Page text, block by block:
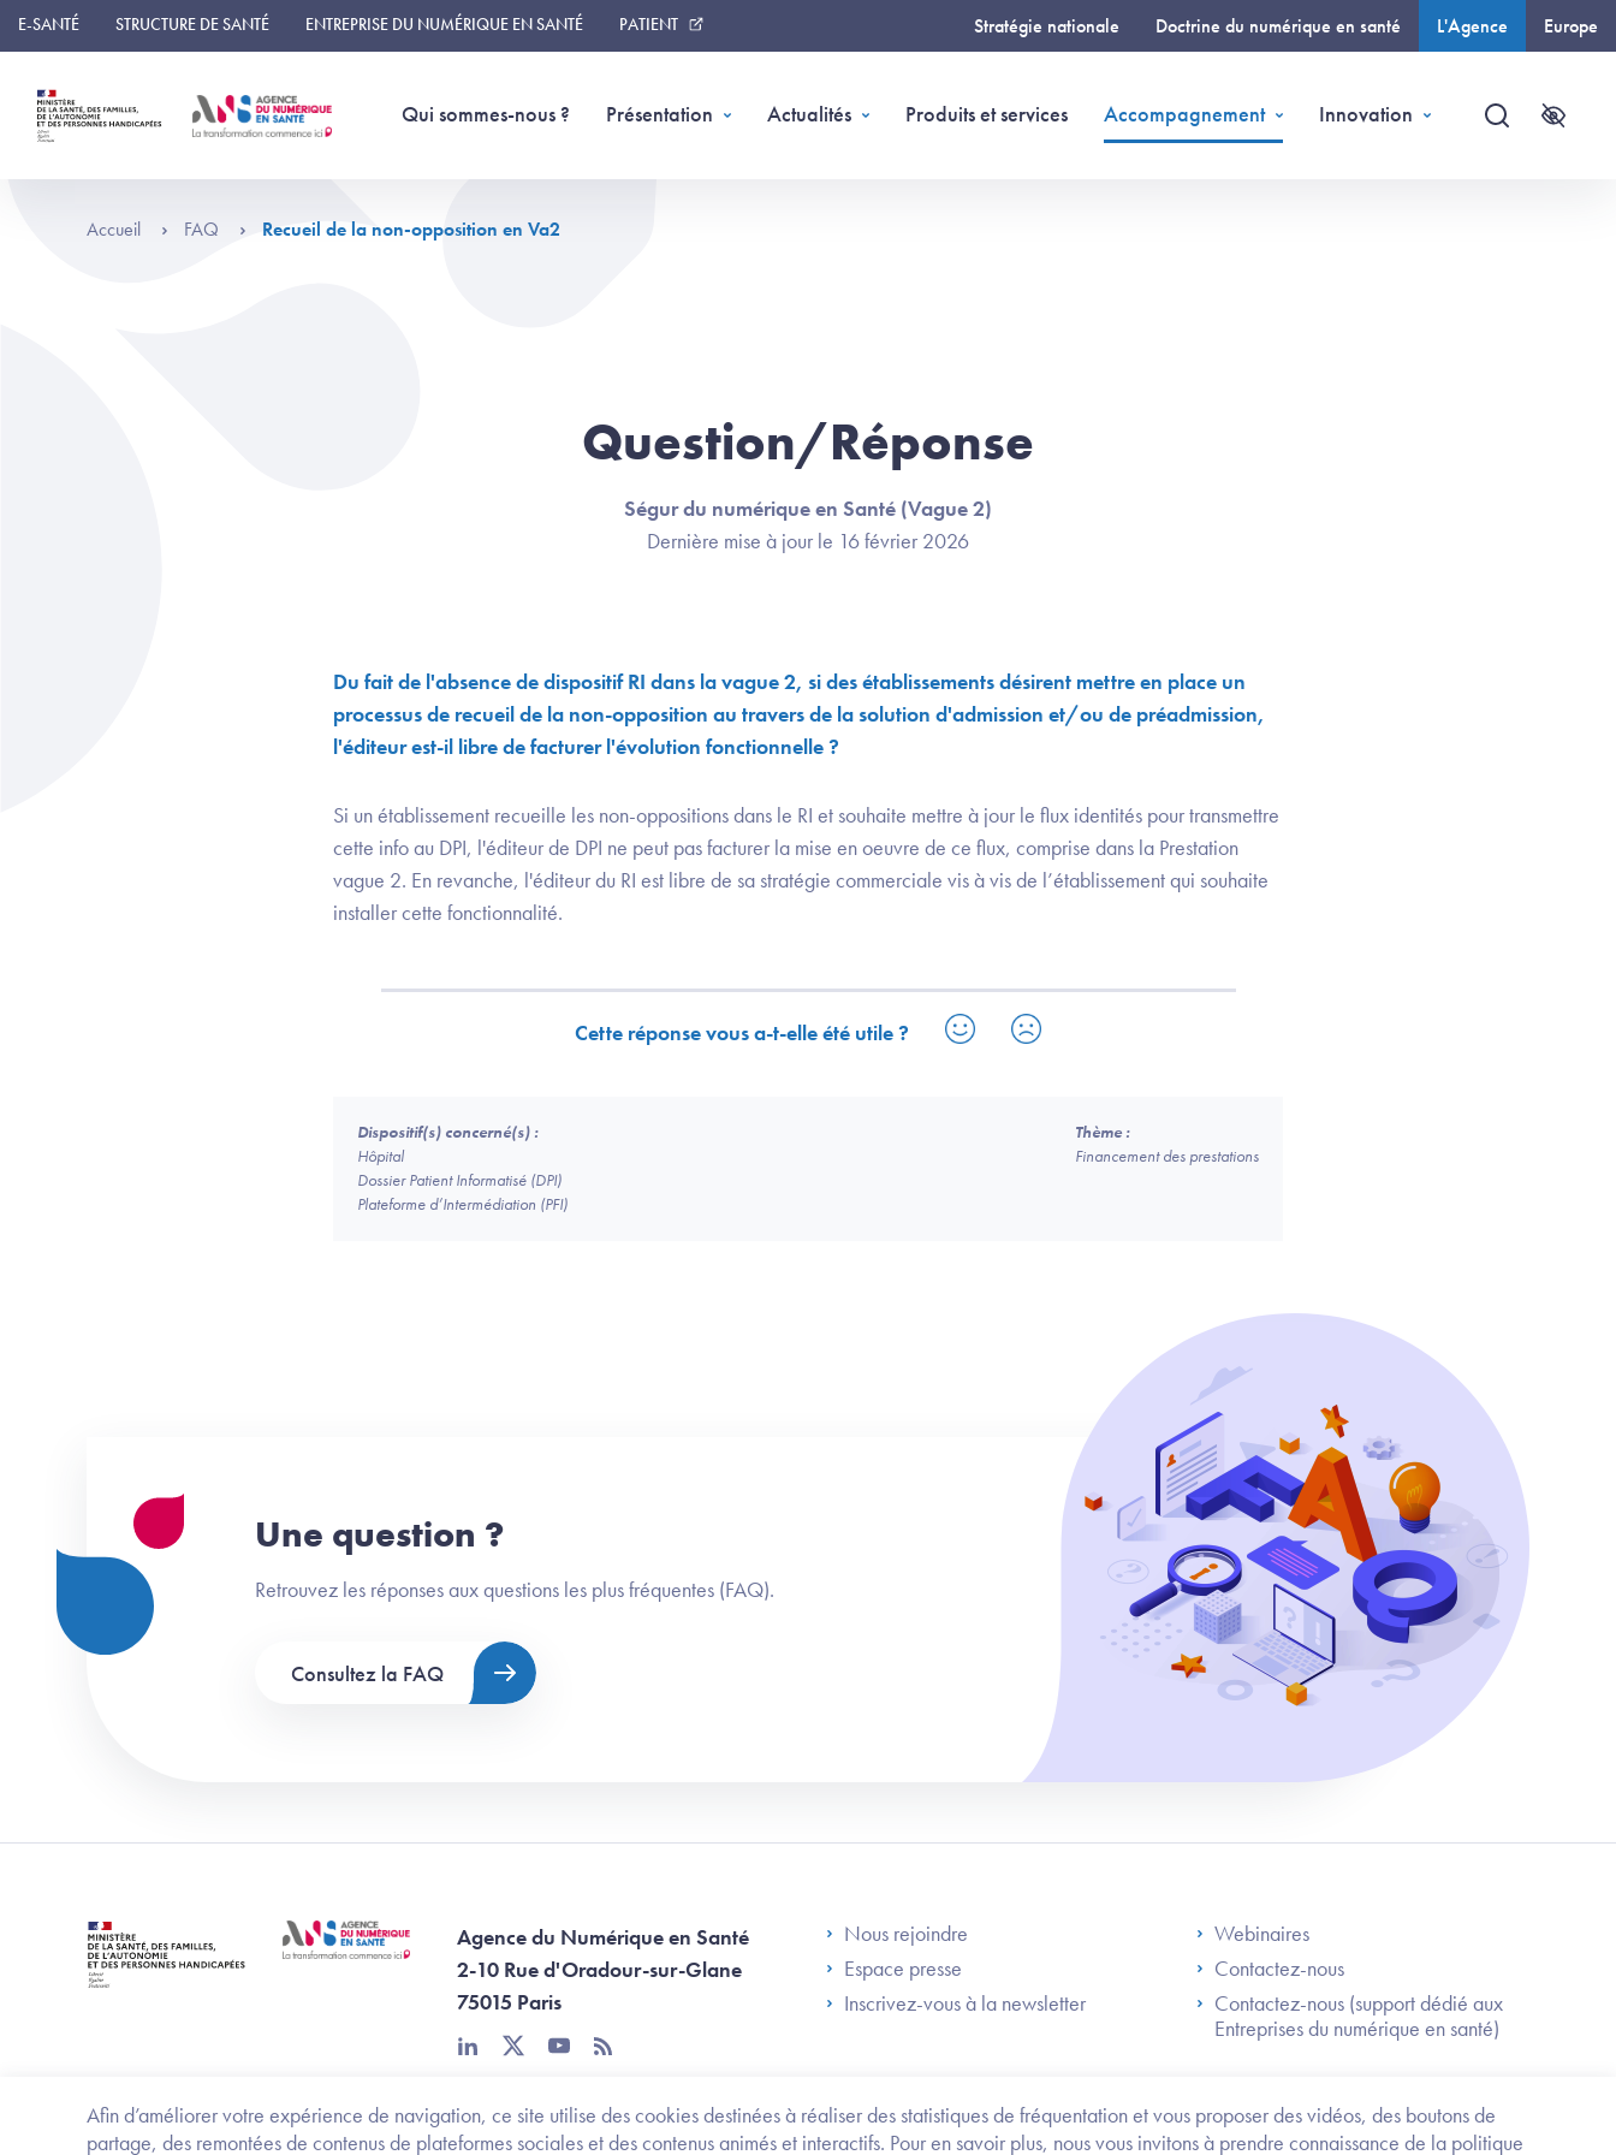
Panneau de gestion des cookies
Afin d’améliorer votre expérience de navigation, ce site utilise des cookies destinées à réaliser des statistiques de fréquentation et vous proposer des vidéos, des boutons de
partage, des remontées de contenus de plateformes sociales et des contenus animés et interactifs. Pour en savoir plus, nous vous invitons à prendre connaissance de la politique
E-SANTÉ STRUCTURE DE SANTÉ ENTREPRISE DU NUMÉRIQUE EN SANTÉ PATIENT Stratégie nationale Doctrine du numérique en santé L'Agence Europe
Qui sommes-nous ? Présentation Actualités Produits et services Accompagnement Innovation
Recherche
Trouvez
Accueil FAQ Recueil de la non-opposition en Va2
Question/Réponse
Ségur du numérique en Santé (Vague 2)
Dernière mise à jour le 16 février 2026
Du fait de l'absence de dispositif RI dans la vague 2, si des établissements désirent mettre en place un
processus de recueil de la non-opposition au travers de la solution d'admission et/ou de préadmission,
l'éditeur est-il libre de facturer l'évolution fonctionnelle ?
Si un établissement recueille les non-oppositions dans le RI et souhaite mettre à jour le flux identités pour transmettre
cette info au DPI, l'éditeur de DPI ne peut pas facturer la mise en oeuvre de ce flux, comprise dans la Prestation
vague 2. En revanche, l'éditeur du RI est libre de sa stratégie commerciale vis à vis de l’établissement qui souhaite
installer cette fonctionnalité.
Cette réponse vous a-t-elle été utile ?
Dispositif(s) concerné(s) :
Hôpital
Dossier Patient Informatisé (DPI)
Plateforme d’Intermédiation (PFI)
Thème :
Financement des prestations
Une question ?
Retrouvez les réponses aux questions les plus fréquentes (FAQ).
Consultez la FAQ
Agence du Numérique en Santé
2-10 Rue d'Oradour-sur-Glane
75015 Paris
linkedintwitteryoutube
rss
Footer Left ANS
Nous rejoindre
Espace presse
Inscrivez-vous à la newsletter
Footer Right ANS
Webinaires
Contactez-nous
Contactez-nous (support dédié aux
Entreprises du numérique en santé)